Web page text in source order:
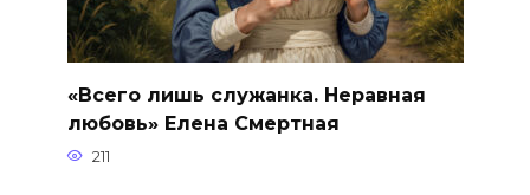
«Всего лишь служанка. Неравная
любовь» Елена Смертная
211